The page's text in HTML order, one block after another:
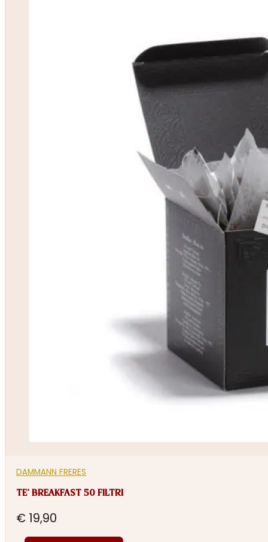
DAMMANN FRERES
TE’ BREAKFAST 50 FILTRI
€ 19,90